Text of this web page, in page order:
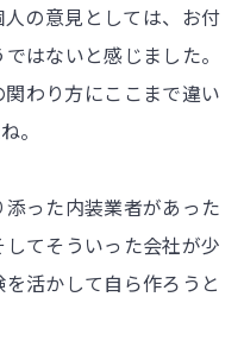
の意見としては、お付
はないと感じました。
わり方にここまで違い
。
った内装業者があった
てそういった会社が少
活かして自ら作ろうと